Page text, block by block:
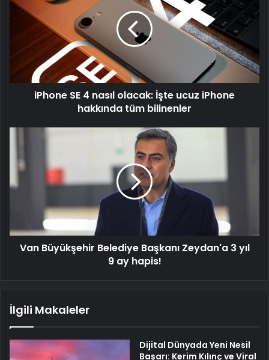
4
ucuz
iPhone
hakkında
iPhone SE 4 nasıl olacak: İşte ucuz iPhone
hakkında tüm bilinenler
Belediye
Başkanı
Zeydan'a
ay
hapis!
Van Büyükşehir Belediye Başkanı Zeydan'a 3 yıl
9 ay hapis!
İlgili Makaleler
Dijital Dünyada Yeni Nesil
Başarı: Kerim Kılınç ve Viral